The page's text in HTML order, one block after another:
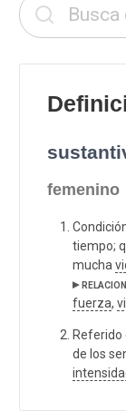
femenino
tiempo;
mucha
▸
fuerza,
Referido
de los